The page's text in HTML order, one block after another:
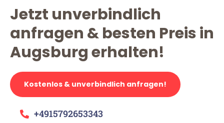
Jetzt unverbindlich
anfragen & besten Preis in
Augsburg erhalten!
Kostenlos & unverbindlich anfragen!
+4915792653343